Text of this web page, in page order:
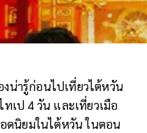
น่ารู้ก่อนไปเที่ยวไต้หวัน
เป 4 วัน และเที่ยวเมือ
ดนิยมในไต้หวัน ในตอน